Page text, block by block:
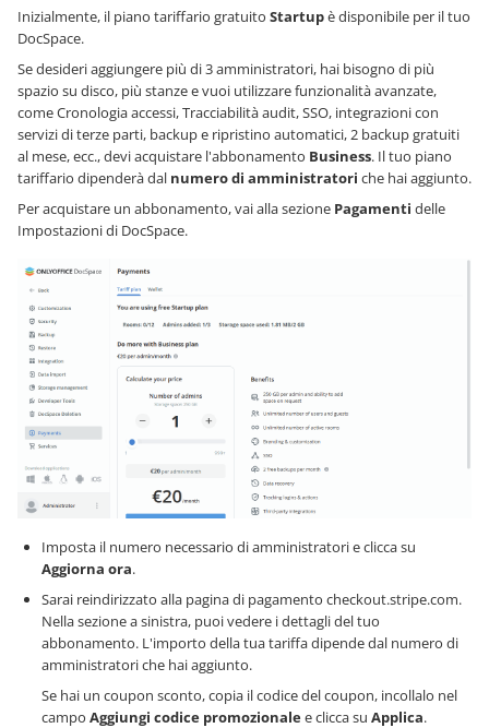
Inizialmente, il piano tariffario gratuito Startupè disponibile per il tuo
DocSpace.
Se desideri aggiungere più di 3 amministratori, hai bisogno di più
spazio su disco, più stanze e vuoi utilizzare funzionalità avanzate,
come Cronologia accessi, Tracciabilità audit, SSO, integrazioni con
servizi di terze parti, backup e ripristino automatici, 2 backup gratuiti
al mese, ecc., devi acquistare l'abbonamento Business. Il tuo piano
tariffario dipenderà dal numero di amministratori che hai aggiunto.
Per acquistare un abbonamento, vai alla sezione Pagamenti delle
Impostazioni di DocSpace.
Imposta il numero necessario di amministratori e clicca su
Aggiorna ora.
Sarai reindirizzato alla pagina di pagamento checkout.stripe.com.
Nella sezione a sinistra, puoi vedere i dettagli del tuo
abbonamento. L'importo della tua tariffa dipende dal numero di
amministratori che hai aggiunto.
Se hai un coupon sconto, copia il codice del coupon, incollalo nel
campo Aggiungi codice promozionalee clicca su Applica.